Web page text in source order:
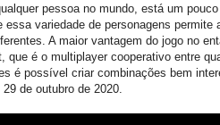
pessoa no mundo, está um
essa variedade de personagens permite
A maior vantagem do jogo no
que é o multiplayer cooperativo entre
é possível criar combinações bem
de outubro de 2020.